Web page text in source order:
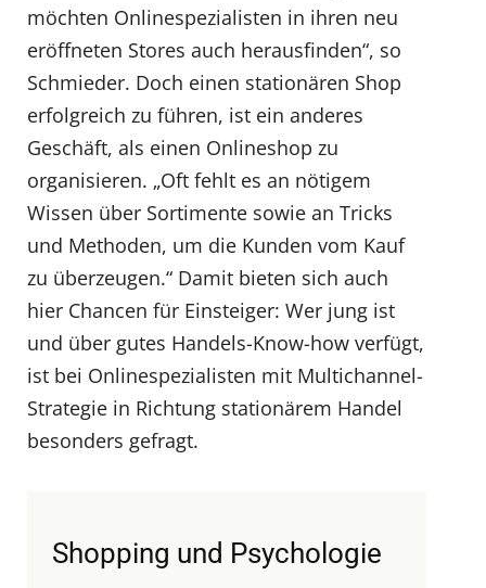
möchten Onlinespezialisten in ihren neu
eröffneten Stores auch herausfinden“, so
Schmieder. Doch einen stationären Shop
erfolgreich zu führen, ist ein anderes
Geschäft, als einen Onlineshop zu
organisieren. „Oft fehlt es an nötigem
Wissen über Sortimente sowie an Tricks
und Methoden, um die Kunden vom Kauf
zu überzeugen.“ Damit bieten sich auch
hier Chancen für Einsteiger: Wer jung ist
und über gutes Handels-Know-how verfügt,
ist bei Onlinespezialisten mit Multichannel-
Strategie in Richtung stationärem Handel
besonders gefragt.
Shopping und Psychologie